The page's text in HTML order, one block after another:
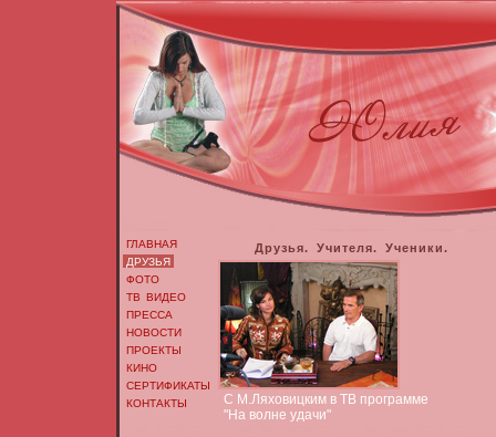
ГЛАВНАЯ
ДРУЗЬЯ
ФОТО
ТВ ВИДЕО
ПРЕССА
НОВОСТИ
ПРОЕКТЫ
КИНО
СЕРТИФИКАТЫ
КОНТАКТЫ
Друзья. Учителя. Ученики.
С М.Ляховицким в ТВ программе
"На волне удачи"